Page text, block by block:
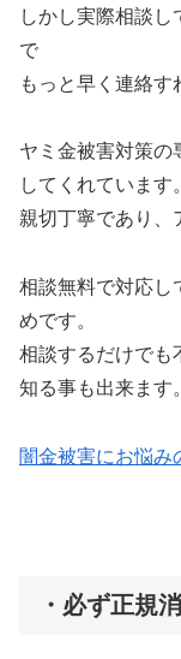
しかし実際相談
で
もっと早く連絡す
ヤミ金被害対策の
してくれています。
親切丁寧であり、
相談無料で対応し
めです。
相談するだけでも
知る事も出来ます。
闇金被害にお悩み
・必ず正規